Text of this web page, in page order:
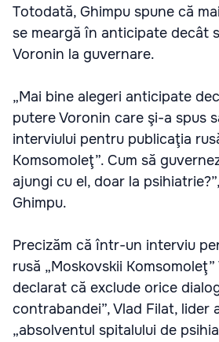
Totodată, Ghimpu spune că
se meargă în anticipate decât
Voronin la guvernare.
„Mai bine alegeri anticipate
putere Voronin care şi-a spus
interviului pentru publicaţia
Komsomoleţ”. Cum să
ajungi cu el, doar la
Ghimpu.
Precizăm că într-un interviu
rusă „Moskovskii
declarat că exclude orice
contrabandei”, Vlad Filat, lider
„absolventul spitalului de